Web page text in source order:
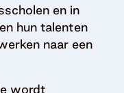
en in
hun talenten
naar een
wordt